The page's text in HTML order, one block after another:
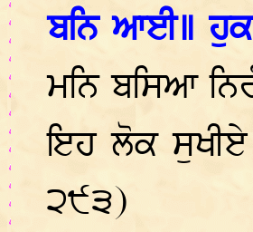
ਬਨਿ ਆਈ॥
ਮਨਿ ਬਸਿਆ
ਇਹ ਲੋਕ ਸੁਖੀਏ
੨੯੩)